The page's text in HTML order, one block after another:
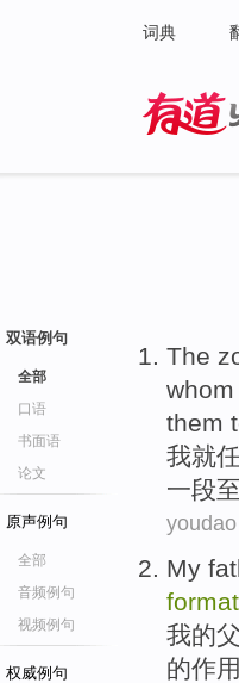
词典
双语例句
全部
口语
书面语
论文
原声例句
全部
音频例句
视频例句
权威例句
The
whom
them
我就
一段
youdao
My
我的
的作用